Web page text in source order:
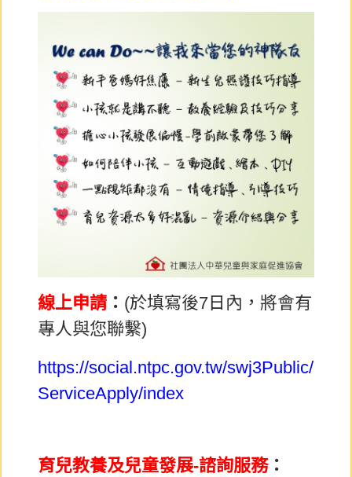
線上申請 ： (於填寫後7日內，將會有
專人與您聯繫)
https://social.ntpc.gov.tw/swj3Public/
ServiceApply/index
育兒教養及兒童發展-諮詢服務：